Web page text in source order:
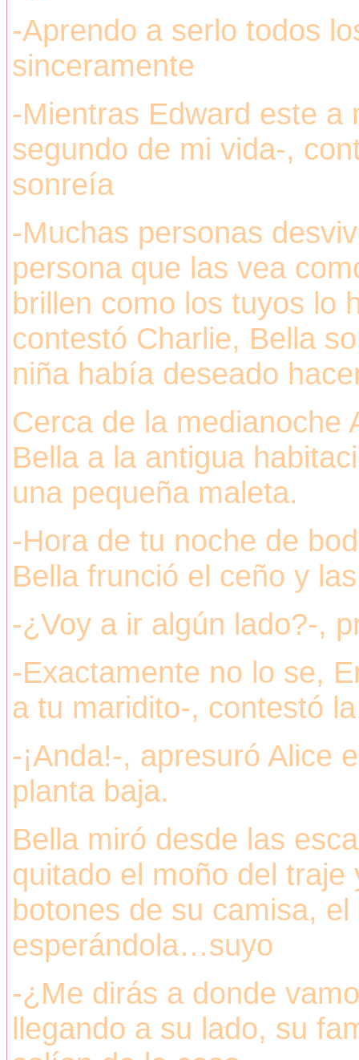
-Aprendo a serlo todos
sinceramente
-Mientras Edward este a
segundo de mi vida-,
sonreía
-Muchas personas
persona que las vea
brillen como los tuyos lo
contestó Charlie, Bella
niña había deseado
Cerca de la medianoche
Bella a la antigua
una pequeña maleta.
-Hora de tu noche de
Bella frunció el ceño y
-¿Voy a ir algún lado?-,
-Exactamente no lo se,
a tu maridito-, contestó
-¡Anda!-, apresuró Alice
planta baja.
Bella miró desde las
quitado el moño del
botones de su camisa,
esperándola…suyo
-¿Me dirás a donde
llegando a su lado, su